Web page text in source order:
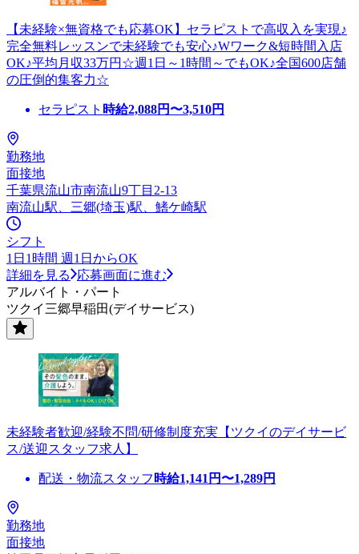
【未経験×無資格でも応募OK】セラピストで高収入を実現♪
完全無料レッスンで未経験でも安心♪Wワーク&短時間入店
OK♪平均月収33万円☆週1日～1時間～でもOK♪全国600店舗
の圧倒的集客力☆
セラピスト 時給2,088円〜3,510円
勤務地
面接地
千葉県流山市南流山9丁目2-13
南流山駅、三郷(埼玉)駅、鰭ケ崎駅
シフト
1日1時間 週1日からOK
詳細を見る
応募画面に進む
アルバイト・パート
ツクイ三郷早稲田(デイサービス)
未経験者歓迎/経験不問/研修制度充実【ツクイのデイサービ
ス/送迎スタッフ求人】
配送・物流スタッフ 時給1,141 円〜1,289円
勤務地
面接地